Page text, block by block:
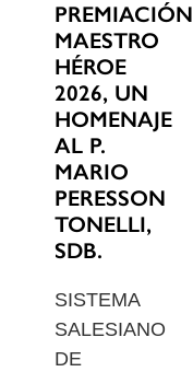
PREMIACIÓN
MAESTRO
HÉROE
2026, UN
HOMENAJE
AL P.
MARIO
PERESSON
TONELLI,
SDB.
SISTEMA
SALESIANO
DE